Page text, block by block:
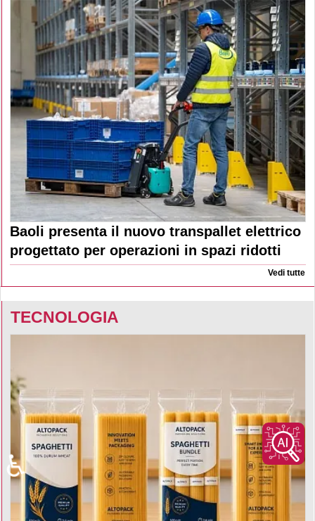
Baoli presenta il nuovo transpallet elettrico
progettato per operazioni in spazi ridotti
Vedi tutte
TECNOLOGIA